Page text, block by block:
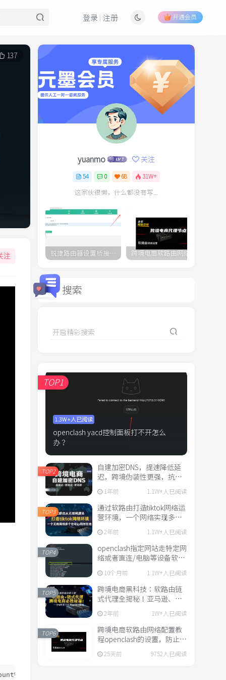
开通会员
登录 注册
137
注
yuanmo 关注
54 0 68 31W+
这家伙很懒，什么都没有写...
锐捷路由器设置桥接/AP/有线中继教程
搜索
开启精彩搜索
1.3W+人已阅读
openclash yacd控制面板打不开怎么
办？
TOP1
自建加密DNS，提速降低延
迟，跨境伪装性更强，抗污
1年前 1.1W+人已阅读
TOP2
通过软路由打造tiktok网络运
营环境，一个网络实现多手
理，clash链式代理，
passwall链式代理
2年前 1.1W+人已阅读
TOP3
openclash指定网站走特定网
络或者直连/电脑等设备软路
10个月前 1.1W+人已阅读
TOP4
跨境电商黑科技：软路由链
式代理全揭秘！亚马逊、
的流量。
2年前 1W+人已阅读
TOP5
跨境电商软路由网络配置教
程openclash的设置，防止
简单易操作
25天前 9752人已阅读
TOP6